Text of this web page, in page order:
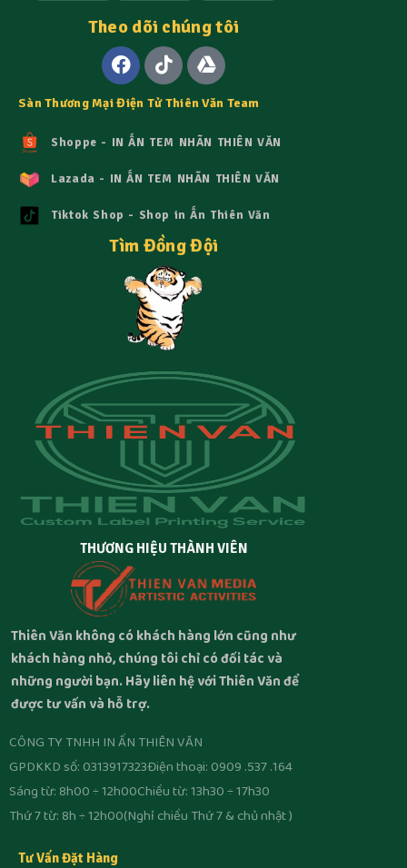
THƯƠNG HIỆU THÀNH VIÊN
Thiên Văn không có khách hàng lớn cũng như
khách hàng nhỏ, chúng tôi chỉ có đối tác và
những người bạn. Hãy liên hệ với Thiên Văn để
được tư vấn và hỗ trợ.
CÔNG TY TNHH IN ẤN THIÊN VĂN
GPDKKD số: 0313917323Điện thoại: 0909 .537 .164
Sáng từ: 8h00 ÷ 12h00Chiều từ: 13h30 ÷ 17h30
Thứ 7 từ: 8h ÷ 12h00(Nghỉ chiều Thứ 7 & chủ nhật )
Tư Vấn Đặt Hàng
Theo dõi chúng tôi
Sàn Thương Mại Điện Tử Thiên Văn Team
Shoppe - IN ẤN TEM NHÃN THIÊN VĂN
Lazada - IN ẤN TEM NHÃN THIÊN VĂN
Tiktok Shop - Shop in Ấn Thiên Văn
Tìm Đồng Đội